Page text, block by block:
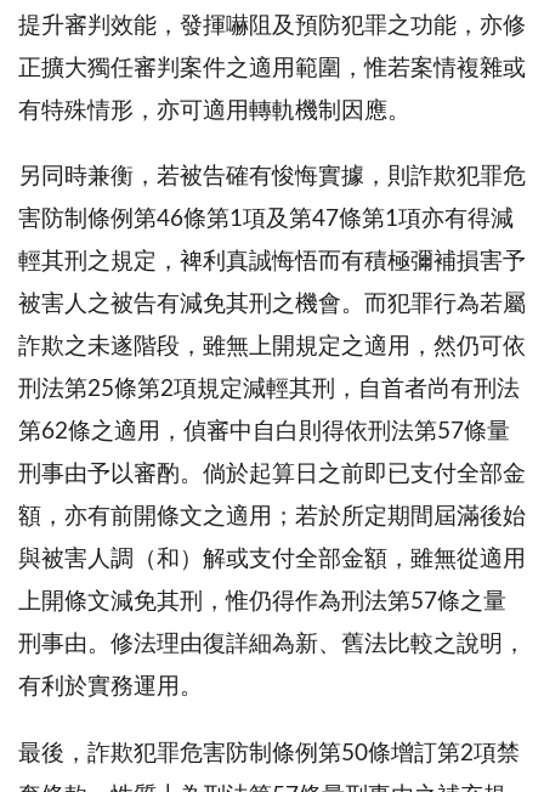
提升審判效能，發揮嚇阻及預防犯罪之功能，亦修
正擴大獨任審判案件之適用範圍，惟若案情複雜或
有特殊情形，亦可適用轉軌機制因應。
另同時兼衡，若被告確有悛悔實據，則詐欺犯罪危
害防制條例第46條第1項及第47條第1項亦有得減
輕其刑之規定，裨利真誠悔悟而有積極彌補損害予
被害人之被告有減免其刑之機會。而犯罪行為若屬
詐欺之未遂階段，雖無上開規定之適用，然仍可依
刑法第25條第2項規定減輕其刑，自首者尚有刑法
第62條之適用，偵審中自白則得依刑法第57條量
刑事由予以審酌。倘於起算日之前即已支付全部金
額，亦有前開條文之適用；若於所定期間屆滿後始
與被害人調（和）解或支付全部金額，雖無從適用
上開條文減免其刑，惟仍得作為刑法第57條之量
刑事由。修法理由復詳細為新、舊法比較之說明，
有利於實務運用。
最後，詐欺犯罪危害防制條例第50條增訂第2項禁